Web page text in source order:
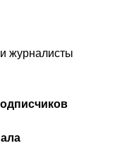
журналисты